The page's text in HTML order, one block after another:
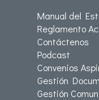
Manual del
Reglamento
Contáctenos
Podcast
Convenios
Gestión
Gestión